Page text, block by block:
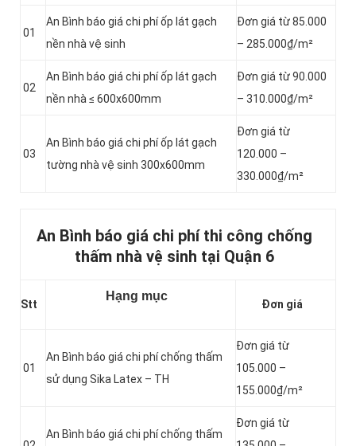
01
An Bình báo giá chi phí ốp lát gạch
nền nhà vệ sinh
Đơn giá từ 85.000
– 285.000₫/m²
02
An Bình báo giá chi phí ốp lát gạch
nền nhà ≤ 600x600mm
Đơn giá từ 90.000
– 310.000₫/m²
03
An Bình báo giá chi phí ốp lát gạch
tường nhà vệ sinh 300x600mm
Đơn giá từ
120.000 –
330.000₫/m²
An Bình báo giá chi phí thi công chống
thấm nhà vệ sinh tại Quận 6
Stt
Hạng mục
Đơn giá
01
An Bình báo giá chi phí chống thấm
sử dụng Sika Latex – TH
Đơn giá từ
105.000 –
155.000₫/m²
An Bình báo giá chi phí chống thấm
Đơn giá từ